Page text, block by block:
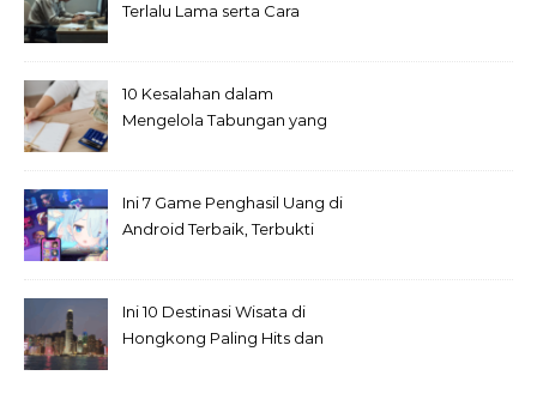
Terlalu Lama serta Cara
10 Kesalahan dalam
Mengelola Tabungan yang
Ini 7 Game Penghasil Uang di
Android Terbaik, Terbukti
Ini 10 Destinasi Wisata di
Hongkong Paling Hits dan